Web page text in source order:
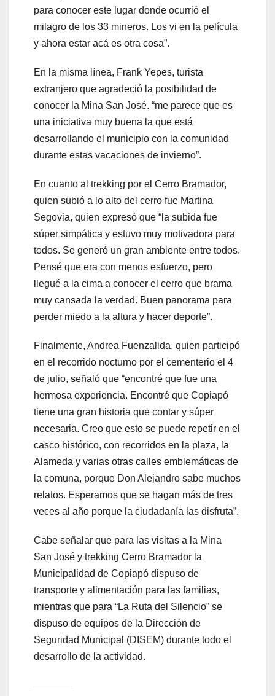
para conocer este lugar donde ocurrió el
milagro de los 33 mineros. Los vi en la película
y ahora estar acá es otra cosa”.
En la misma línea, Frank Yepes, turista
extranjero que agradeció la posibilidad de
conocer la Mina San José. “me parece que es
una iniciativa muy buena la que está
desarrollando el municipio con la comunidad
durante estas vacaciones de invierno”.
En cuanto al trekking por el Cerro Bramador,
quien subió a lo alto del cerro fue Martina
Segovia, quien expresó que “la subida fue
súper simpática y estuvo muy motivadora para
todos. Se generó un gran ambiente entre todos.
Pensé que era con menos esfuerzo, pero
llegué a la cima a conocer el cerro que brama
muy cansada la verdad. Buen panorama para
perder miedo a la altura y hacer deporte”.
Finalmente, Andrea Fuenzalida, quien participó
en el recorrido nocturno por el cementerio el 4
de julio, señaló que “encontré que fue una
hermosa experiencia. Encontré que Copiapó
tiene una gran historia que contar y súper
necesaria. Creo que esto se puede repetir en el
casco histórico, con recorridos en la plaza, la
Alameda y varias otras calles emblemáticas de
la comuna, porque Don Alejandro sabe muchos
relatos. Esperamos que se hagan más de tres
veces al año porque la ciudadanía las disfruta”.
Cabe señalar que para las visitas a la Mina
San José y trekking Cerro Bramador la
Municipalidad de Copiapó dispuso de
transporte y alimentación para las familias,
mientras que para “La Ruta del Silencio” se
dispuso de equipos de la Dirección de
Seguridad Municipal (DISEM) durante todo el
desarrollo de la actividad.